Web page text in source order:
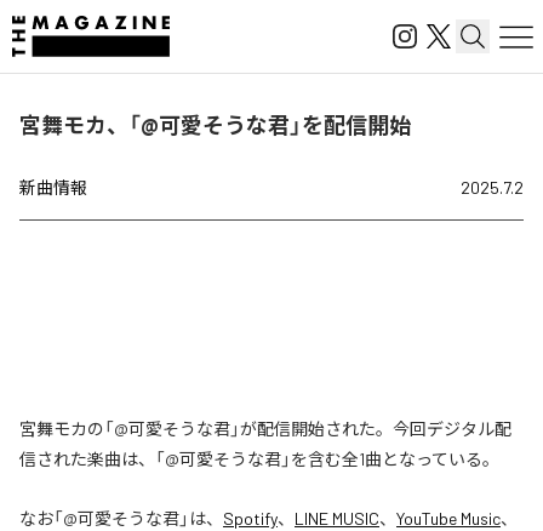
宮舞モカ、「@可愛そうな君」を配信開始
新曲情報 2025.7.2
宮舞モカの「@可愛そうな君」が配信開始された。今回デジタル配
信された楽曲は、「@可愛そうな君」を含む全1曲となっている。
なお「@可愛そうな君」は、 Spotify、 LINE MUSIC、 YouTube Music、